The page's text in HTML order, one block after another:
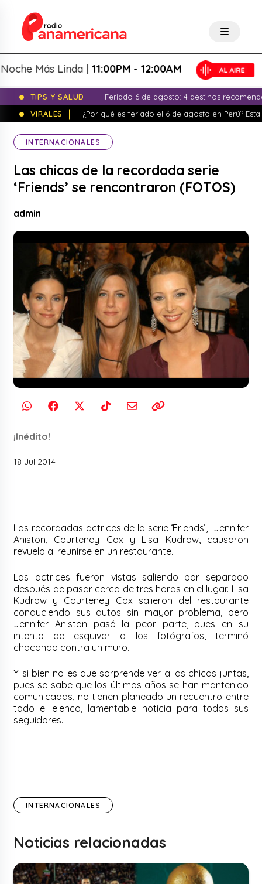
Más Linda |11:00PM - 12:00AM
TIPS Y SALUD
Feriado 6 de agosto: 4 destinos
VIRALES
¿Por qué es feriado el 6 de agosto en Perú?
INTERNACIONALES
Las chicas de la recordada serie
‘Friends’ se rencontraron (FOTOS)
admin
¡Inédito!
18 Jul 2014
Las recordadas actrices de la serie ‘Friends’, Jennifer
Aniston, Courteney Cox y Lisa Kudrow, causaron
revuelo al reunirse en un restaurante.
Las actrices fueron vistas saliendo por separado
después de pasar cerca de tres horas en el lugar. Lisa
Kudrow y Courteney Cox salieron del restaurante
conduciendo sus autos sin mayor problema, pero
Jennifer Aniston pasó la peor parte, pues en su
intento de esquivar a los fotógrafos, terminó
chocando contra un muro.
Y si bien no es que sorprende ver a las chicas juntas,
pues se sabe que los últimos años se han mantenido
comunicadas, no tienen planeado un recuentro entre
todo el elenco, lamentable noticia para todos sus
seguidores.
INTERNACIONALES
Noticias relacionadas